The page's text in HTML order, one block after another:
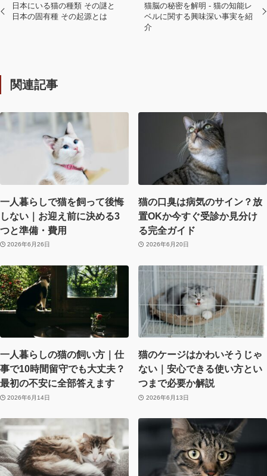
日本にいる猫の種類 その謎と
日本の固有種 その起源とは
猫脳の秘密を解明 - 猫の知能レ
ベルに関する興味深い事実を紹
介
関連記事
一人暮らしで猫を飼って後悔
しない｜お迎え前に決める3
つと準備・費用
2026年6月26日
猫の口臭は病気のサイン？放
置OKか今すぐ受診か見分け
る完全ガイド
2026年6月20日
一人暮らしの猫の飼い方｜仕
事で10時間留守でも大丈夫？
最初の不安に全部答えます
2026年6月14日
猫のケージはかわいそうじゃ
ない｜安心できる使い方とい
つまで必要か解説
2026年6月13日